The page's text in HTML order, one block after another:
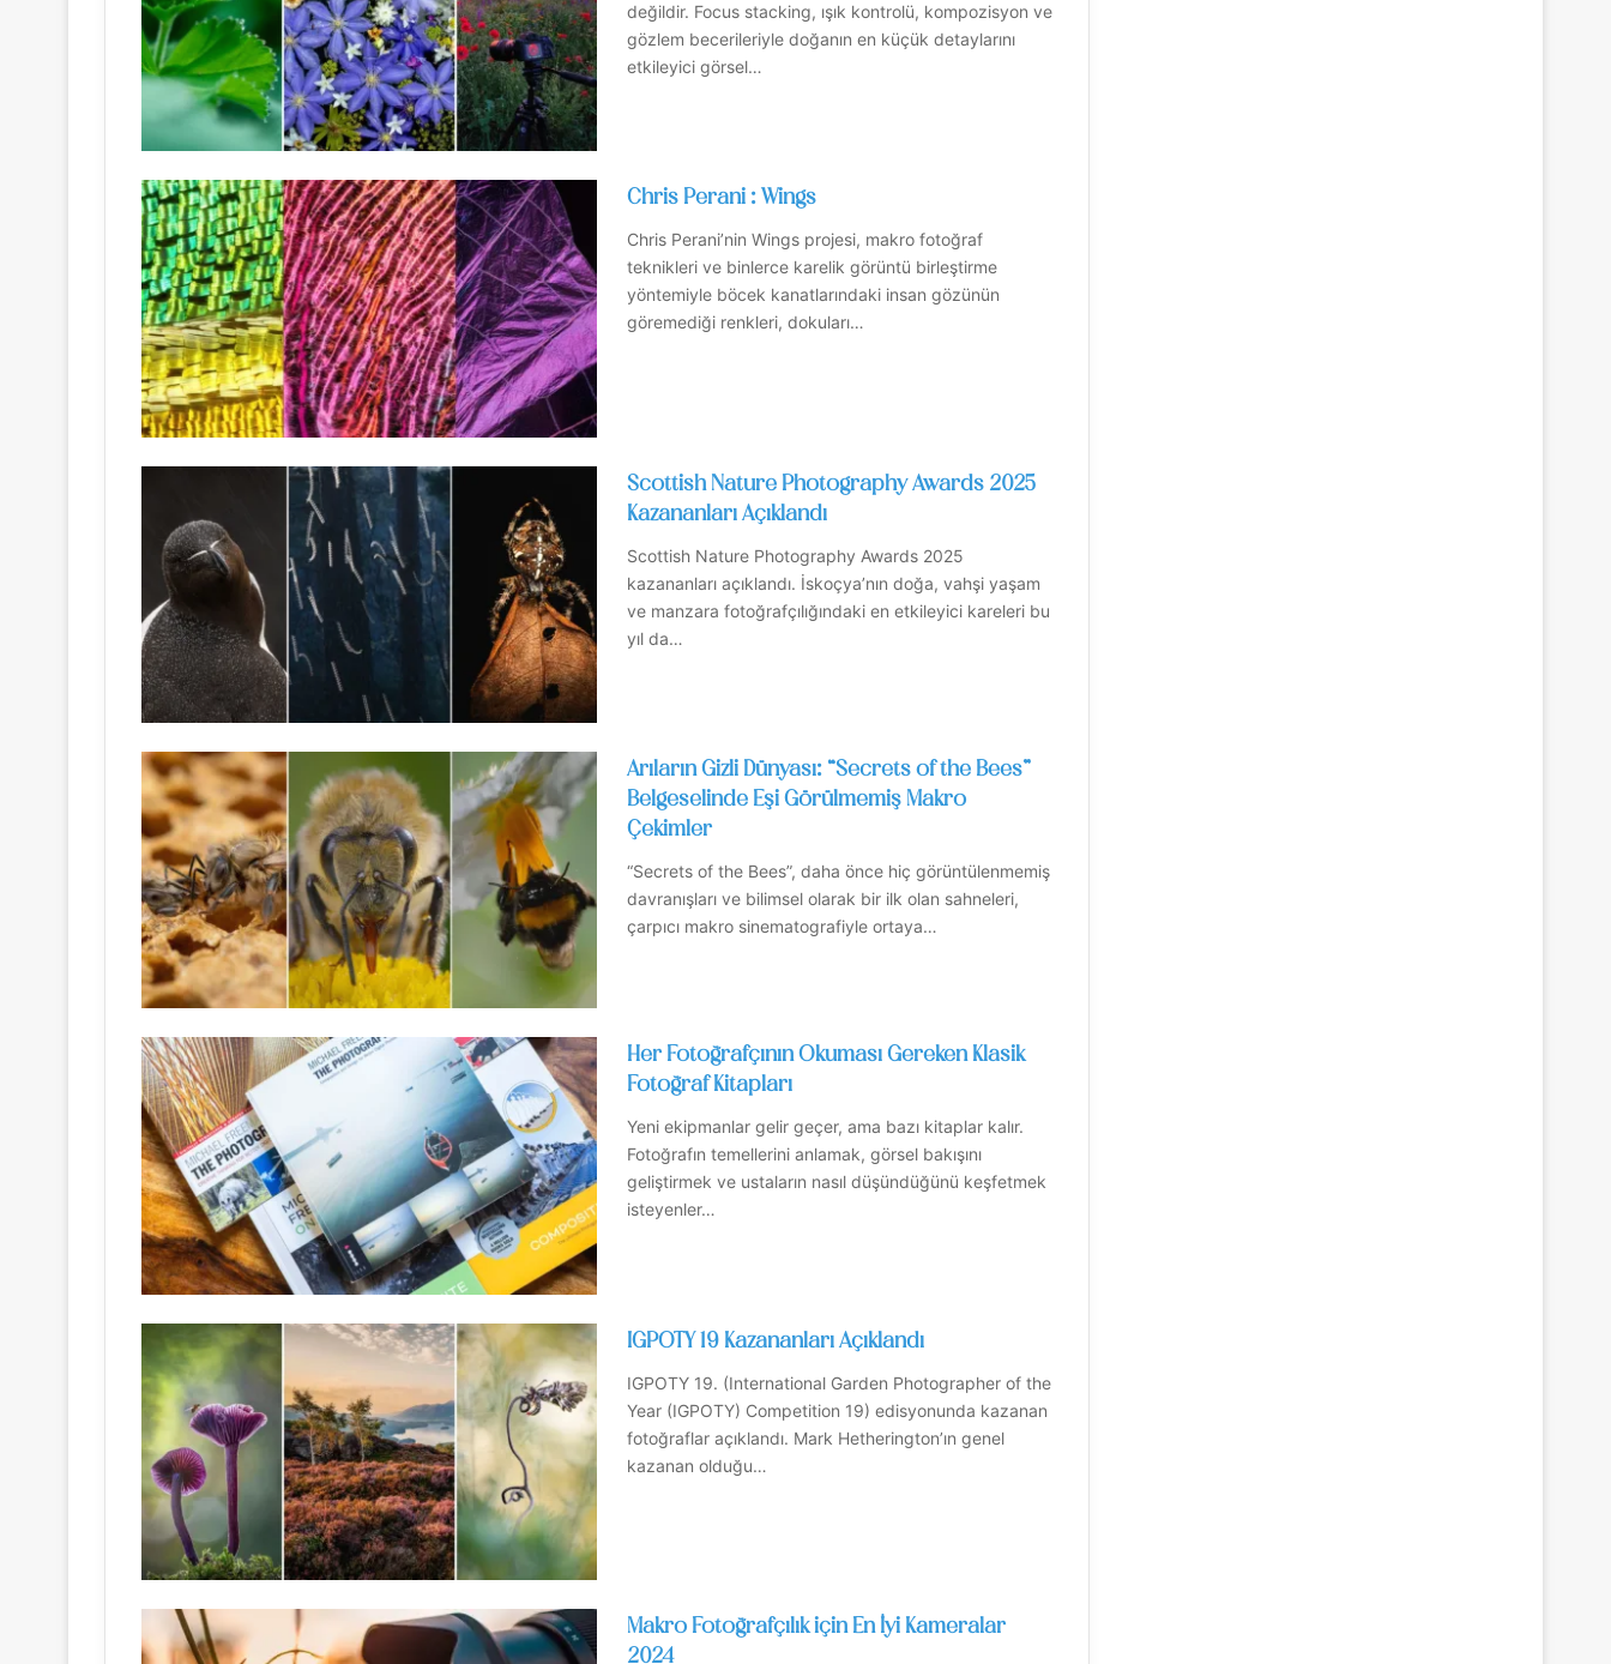
değildir. Focus stacking, ışık kontrolü, kompozisyon ve
gözlem becerileriyle doğanın en küçük detaylarını
etkileyici görsel…
Chris Perani : Wings
Chris Perani’nin Wings projesi, makro fotoğraf
teknikleri ve binlerce karelik görüntü birleştirme
yöntemiyle böcek kanatlarındaki insan gözünün
göremediği renkleri, dokuları…
Scottish Nature Photography Awards 2025
Kazananları Açıklandı
Scottish Nature Photography Awards 2025
kazananları açıklandı. İskoçya’nın doğa, vahşi yaşam
ve manzara fotoğrafçılığındaki en etkileyici kareleri bu
yıl da…
Arıların Gizli Dünyası: “Secrets of the Bees”
Belgeselinde Eşi Görülmemiş Makro
Çekimler
“Secrets of the Bees”, daha önce hiç görüntülenmemiş
davranışları ve bilimsel olarak bir ilk olan sahneleri,
çarpıcı makro sinematografiyle ortaya…
Her Fotoğrafçının Okuması Gereken Klasik
Fotoğraf Kitapları
Yeni ekipmanlar gelir geçer, ama bazı kitaplar kalır.
Fotoğrafın temellerini anlamak, görsel bakışını
geliştirmek ve ustaların nasıl düşündüğünü keşfetmek
isteyenler…
IGPOTY 19 Kazananları Açıklandı
IGPOTY 19. (International Garden Photographer of the
Year (IGPOTY) Competition 19) edisyonunda kazanan
fotoğraflar açıklandı. Mark Hetherington’ın genel
kazanan olduğu…
Makro Fotoğrafçılık için En İyi Kameralar
2024